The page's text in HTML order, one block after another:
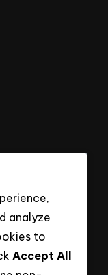
analyze
to
Accept All